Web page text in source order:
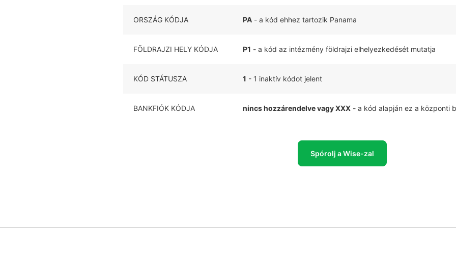
ORSZÁG KÓDJA PA - a kód ehhez tartozik Panama
FÖLDRAJZI HELY KÓDJA P1 - a kód az intézmény földrajzi elhelyezkedését mutatja
KÓD STÁTUSZA 1 - 1 inaktív kódot jelent
BANKFIÓK KÓDJA nincs hozzárendelve vagy XXX - a kód alapján ez a központi
Spórolj a Wise-zal